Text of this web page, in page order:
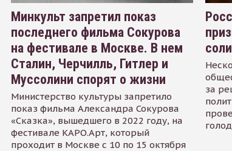
Минкульт запретил показ
последнего фильма Сокурова
на фестивале в Москве. В нем
Сталин, Черчилль, Гитлер и
Муссолини спорят о жизни
Министерство культуры запретило
показ фильма Александра Сокурова
«Сказка», вышедшего в 2022 году, на
фестивале КАРО.Арт, который
проходит в Москве с 10 по 15 октября
за